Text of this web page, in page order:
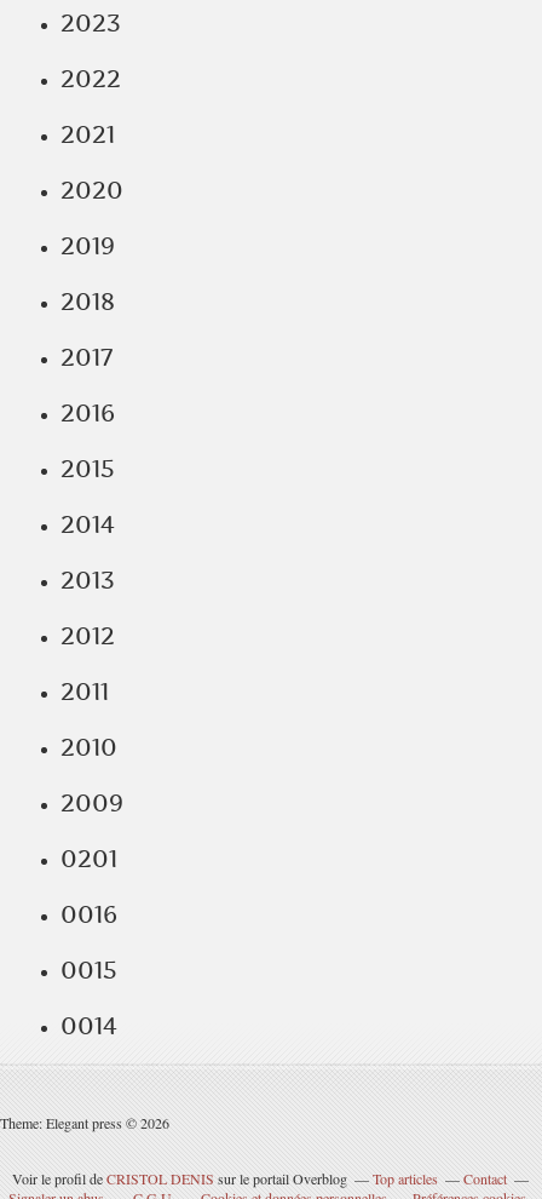
2023
2022
2021
2020
2019
2018
2017
2016
2015
2014
2013
2012
2011
2010
2009
0201
0016
0015
0014
Theme: Elegant press © 2026
Voir le profil deCRISTOL DENIS sur le portail Overblog Top articles
Contact